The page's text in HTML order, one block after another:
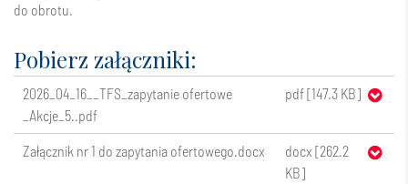
do obrotu.
Pobierz załączniki:
2026_04_16__TFS_zapytanie ofertowe
_Akcje_5..pdf
pdf [147.3 KB]
Załącznik nr 1 do zapytania ofertowego.docx
docx [262.2
KB]